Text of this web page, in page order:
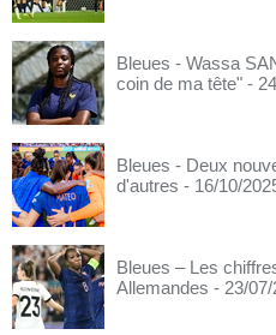
Bleues - Wassa
coin de ma tête" -
Bleues - Deux
d'autres - 16/10/
Bleues – Les
Allemandes - 23/